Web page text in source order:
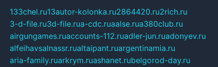
133chel.ru13autor-kolonka.ru2864420.ru2rich.ru
3-d-file.ru3d-file.rua-cdc.ruaalse.rua380club.ru
airgungames.ruaccounts-112.ruadler-jun.ruadonyev.ru
alfeihavsalnassr.rualtaipant.ruargentinamia.ru
aria-family.ruarkrym.ruashanet.rubelgorod-day.ru